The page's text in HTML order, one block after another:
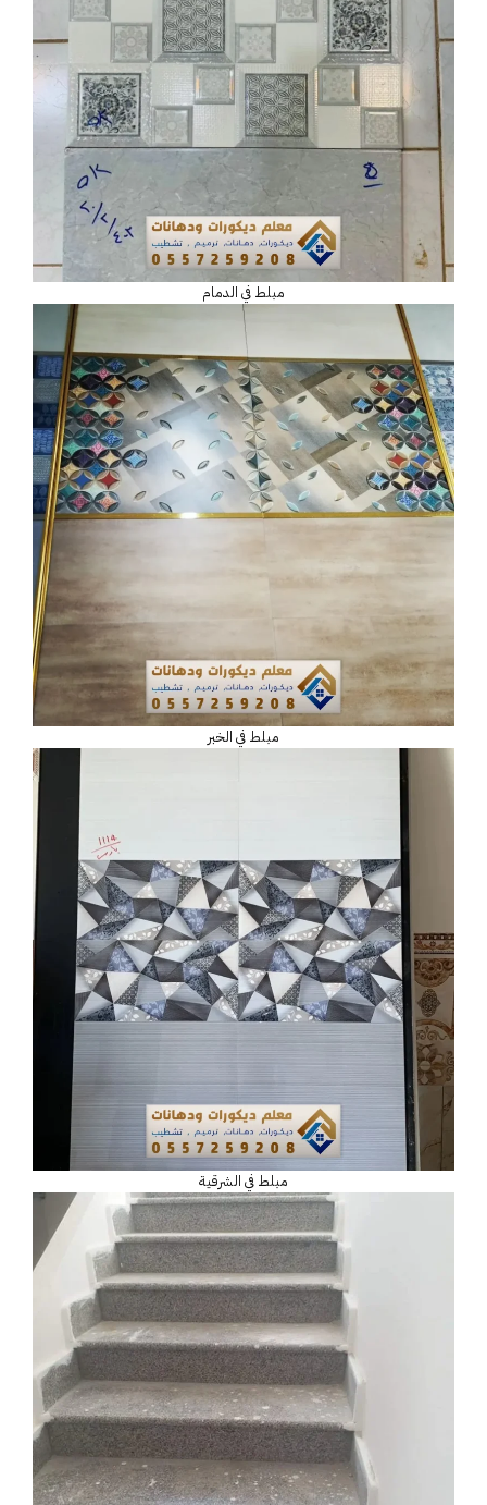
مبلط في الدمام
مبلط في الخبر
مبلط في الشرقية